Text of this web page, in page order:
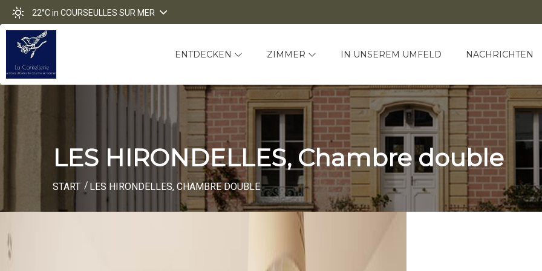
22°Cin COURSEULLES SUR MER
ENTDECKEN ZIMMER IN UNSEREM UMFELD NACHRICHTEN
LES HIRONDELLES, Chambre double
START LES HIRONDELLES, CHAMBRE DOUBLE